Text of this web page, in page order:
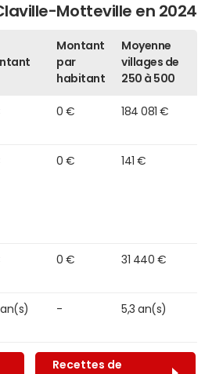
Motteville en 2024
Montant
par
habitant
Moyenne
villages de
250 à 500
0 € 184 081 €
0 € 141 €
0 € 31 440 €
- 5,3 an(s)
Recettes de